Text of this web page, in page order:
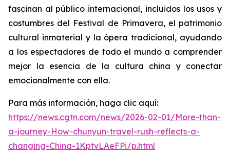
fascinan al público internacional, incluidos los usos y
costumbres del Festival de Primavera, el patrimonio
cultural inmaterial y la ópera tradicional, ayudando
a los espectadores de todo el mundo a comprender
mejor la esencia de la cultura china y conectar
emocionalmente con ella.
Para más información, haga clic aquí:
https://news.cgtn.com/news/2026-02-01/More-than-
a-journey-How-chunyun-travel-rush-reflects-a-
changing-China-1KptvLAeFPi/p.html